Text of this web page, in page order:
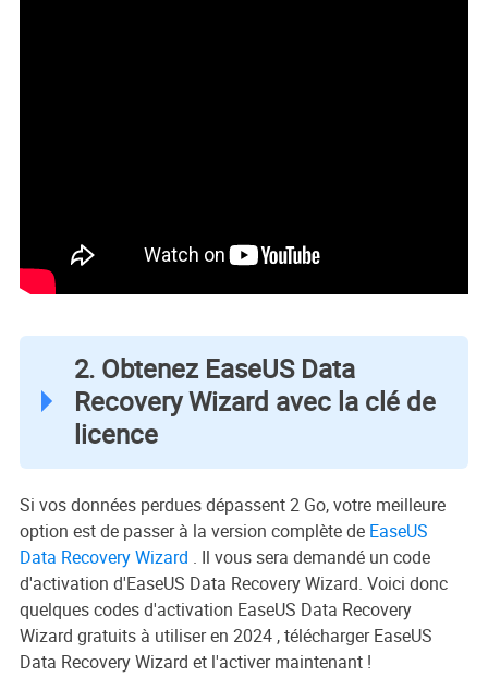
2. Obtenez EaseUS Data
Recovery Wizard avec la clé de
licence
Si vos données perdues dépassent 2 Go, votre meilleure
option est de passer à la version complète de EaseUS
Data Recovery Wizard . Il vous sera demandé un code
d'activation d'EaseUS Data Recovery Wizard. Voici donc
quelques codes d'activation EaseUS Data Recovery
Wizard gratuits à utiliser en 2024 , télécharger EaseUS
Data Recovery Wizard et l'activer maintenant !